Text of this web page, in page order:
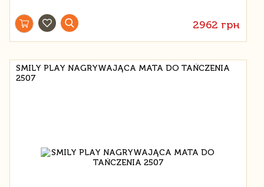
2962 грн
SMILY PLAY NAGRYWAJĄCA MATA DO TAŃCZENIA
2507